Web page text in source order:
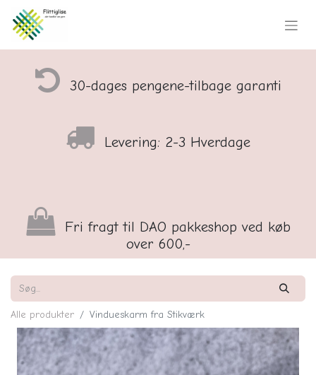
30-dages pengene-tilbage garanti
Levering: 2-3 Hverdage
Fri fragt til DAO pakkeshop ved køb
over 600,-
Alle produkter Vindueskarm fra Stikværk